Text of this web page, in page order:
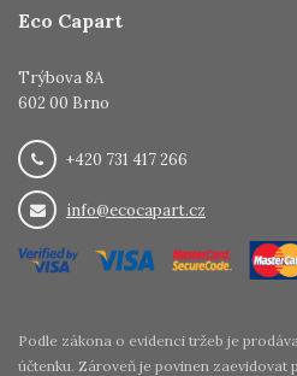
Eco Capart
Trýbova 8A
602 00 Brno
+420 731 417 266
info@ecocapart.cz
Podle zákona o evidenci tržeb je
účtenku. Zároveň je povinen zaevidovat